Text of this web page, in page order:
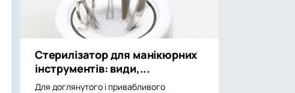
Стерилізатор для манікюрних
інструментів: види,...
Для доглянутого і привабливого